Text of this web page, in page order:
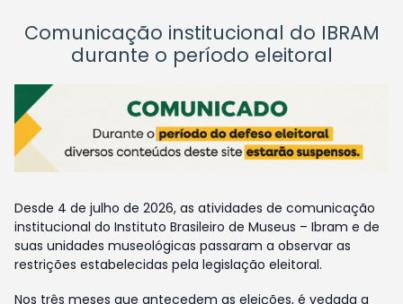
Comunicação institucional do IBRAM
durante o período eleitoral
Desde 4 de julho de 2026, as atividades de comunicação
institucional do Instituto Brasileiro de Museus – Ibram e de
suas unidades museológicas passaram a observar as
restrições estabelecidas pela legislação eleitoral.
Nos três meses que antecedem as eleições, é vedada a